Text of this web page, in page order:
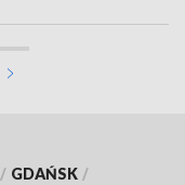
/ GDAŃSK /